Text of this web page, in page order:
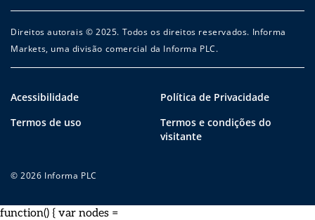
Direitos autorais © 2025. Todos os direitos reservados. Informa
Markets, uma divisão comercial da Informa PLC.
Acessibilidade
Política de Privacidade
Termos de uso
Termos e condições do
visitante
© 2026 Informa PLC
function() { var nodes =